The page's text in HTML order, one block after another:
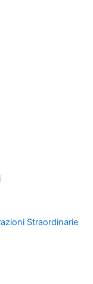
Straordinarie
mirati